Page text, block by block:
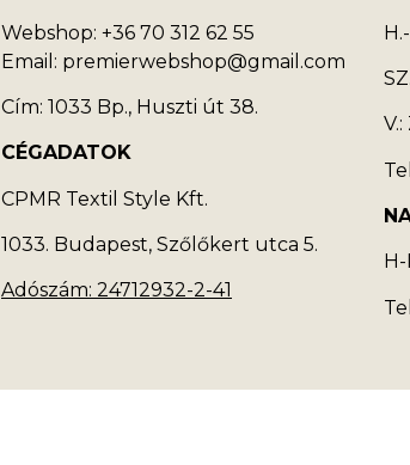
Webshop: +36 70 312 62 55
Email: premierwebshop@gmail.com
Cím: 1033 Bp., Huszti út 38.
CÉGADATOK
CPMR Textil Style Kft.
1033. Budapest, Szőlőkert utca 5.
Adószám: 24712932-2-41